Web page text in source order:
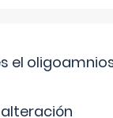
el
alteración